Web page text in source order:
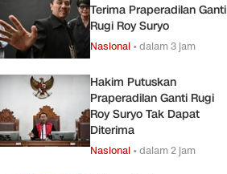
Terima Praperadilan Ganti
Rugi Roy Suryo
Nasional •dalam 3 jam
Hakim Putuskan
Praperadilan Ganti Rugi
Roy Suryo Tak Dapat
Diterima
Nasional •dalam 2 jam